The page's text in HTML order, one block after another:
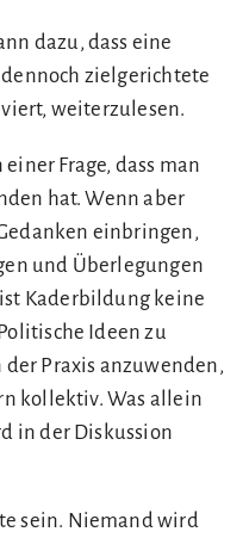
dazu, dass eine
zielgerichtete
weiterzulesen.
Frage, dass man
hat. Wenn aber
einbringen,
und Überlegungen
Kaderbildung keine
Ideen zu
Praxis anzuwenden,
kollektiv. Was allein
in der Diskussion
sein. Niemand wird